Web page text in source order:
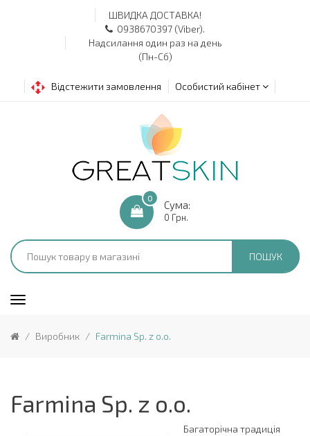
ШВИДКА ДОСТАВКА!
0938670397 (Viber).
Надсилання один раз на день
(Пн-Сб)
Відстежити замовлення Особистий кабінет
0
Сума:
0 Грн.
ПОШУК
Виробник Farmina Sp. z o.o.
Farmina Sp. z o.o.
Багаторічна традиція